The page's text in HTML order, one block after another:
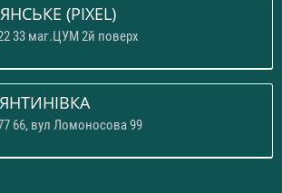
(PIXEL)
33 маг.ЦУМ 2й поверх
66, вул Ломоносова 99